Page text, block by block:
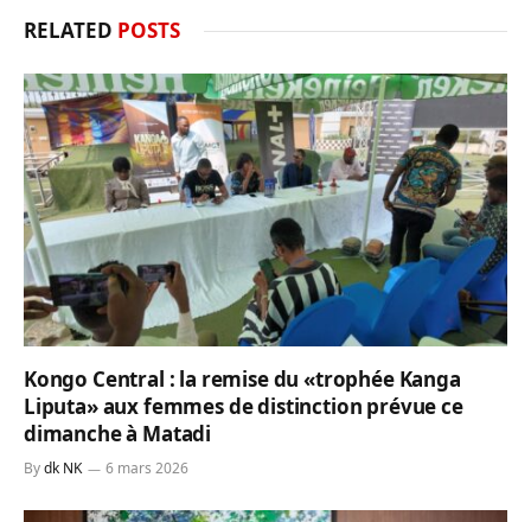
RELATED POSTS
Kongo Central : la remise du «trophée Kanga
Liputa» aux femmes de distinction prévue ce
dimanche à Matadi
Bydk NK 6 mars 2026